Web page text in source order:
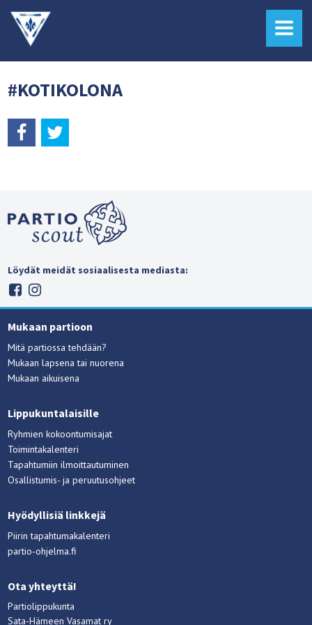
MENU
#KOTIKOLONA
Löydät meidät sosiaalisesta mediasta:
Mukaan partioon
Mitä partiossa tehdään?
Mukaan lapsena tai nuorena
Mukaan aikuisena
Lippukuntalaisille
Ryhmien kokoontumisajat
Toimintakalenteri
Tapahtumiin ilmoittautuminen
Osallistumis- ja peruutusohjeet
Hyödyllisiä linkkejä
Piirin tapahtumakalenteri
partio-ohjelma.fi
Ota yhteyttä!
Partiolippukunta
Sata-Hämeen Vasamat ry